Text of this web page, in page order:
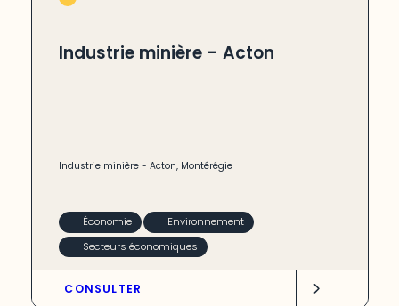
Industrie minière – Acton
Industrie minière -Acton, Montérégie
Économie
Environnement
Secteurs économiques
CONSULTER